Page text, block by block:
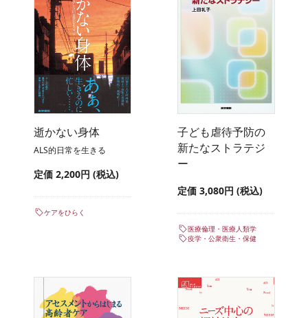
逝かない身体
ALS的日常を生きる
定価 2,200円 (税込)
ケアをひらく
子ども虐待予防の
新たなストラテジ
ー
定価 3,080円 (税込)
医療倫理・医療人類学
疫学・公衆衛生・保健